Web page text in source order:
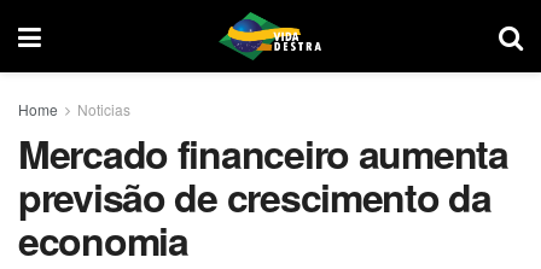
Home Noticias
Mercado financeiro aumenta
previsão de crescimento da
economia